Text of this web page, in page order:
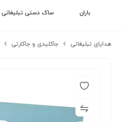
باران ساک دستی تبلیغاتی
هدایای تبلیغاتی جاکلیدی و جاکارتی